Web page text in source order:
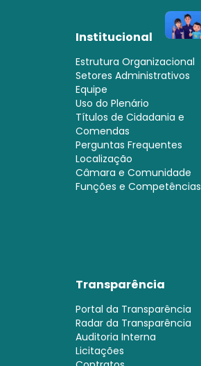
Institucional
Estrutura Organizacional
Setores Administrativos
Equipe
Uso do Plenário
Títulos de Cidadania e
Comendas
Perguntas Frequentes
Localização
Câmara e Comunidade
Funções e Competências
Transparência
Portal da Transparência
Radar da Transparência
Auditoria Interna
Licitações